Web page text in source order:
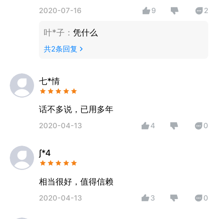
2020-07-16 9 2
叶*子 ： 凭什么
共2条回复
七*情
话不多说，已用多年
2020-04-13 4 0
∫*4
相当很好，值得信赖
2020-04-13 3 0